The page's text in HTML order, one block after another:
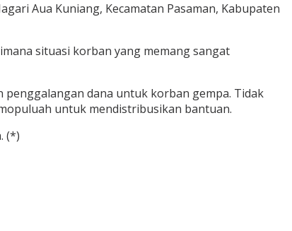
Aua Kuniang, Kecamatan Pasaman, Kabupaten
situasi korban yang memang sangat
dana untuk korban gempa. Tidak
untuk mendistribusikan bantuan.
(*)